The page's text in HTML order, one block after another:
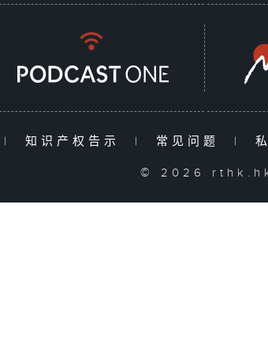
| 知识产权告示 | 常见问题 |
© 2026